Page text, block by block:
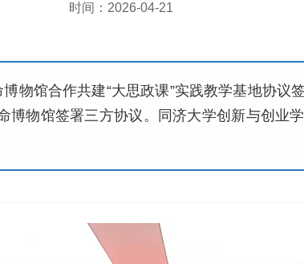
时间：2026-04-21
物馆合作共建“大思政课”实践教学基地协议
博物馆签署三方协议。同济大学创新与创业